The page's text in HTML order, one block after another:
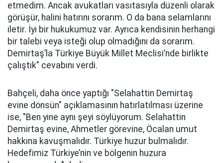
etmedim. Ancak avukatları vasıtasıyla düzenli olarak
görüşür, halini hatırını sorarım. O da bana selamlarını
iletir. İyi bir hukukumuz var. Ayrıca kendisinin herhangi
bir talebi veya isteği olup olmadığını da sorarım.
Demirtaş’la Türkiye Büyük Millet Meclisi’nde birlikte
çalıştık" cevabını verdi.
Bahçeli, daha önce yaptığı "Selahattin Demirtaş
evine dönsün" açıklamasının hatırlatılması üzerine
ise, "Ben yine aynı şeyi söylüyorum. Selahattin
Demirtaş evine, Ahmetler görevine, Öcalan umut
hakkına kavuşmalıdır. Türkiye huzur bulmalıdır.
Hedefimiz Türkiye’nin ve bölgenin huzura